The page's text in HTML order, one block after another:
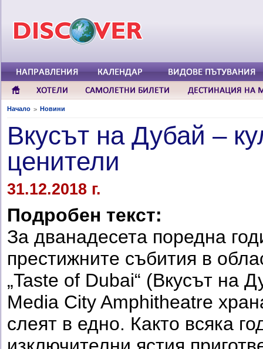
Начало > Новини
Вкусът на Дубай –
ценители
31.12.2018 г.
Подробен текст:
За дванадесета поредна
престижните събития в
„Taste of Dubai“ (Вкусът на
Media City Amphitheatre
слеят в едно. Както всяка